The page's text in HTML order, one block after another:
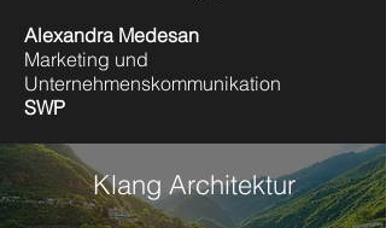
Alexandra Medesan
Marketing und
Unternehmenskommunikation
SWP
Klang Architektur